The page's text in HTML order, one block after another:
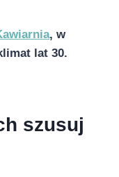
, w
lat 30.
szusuj